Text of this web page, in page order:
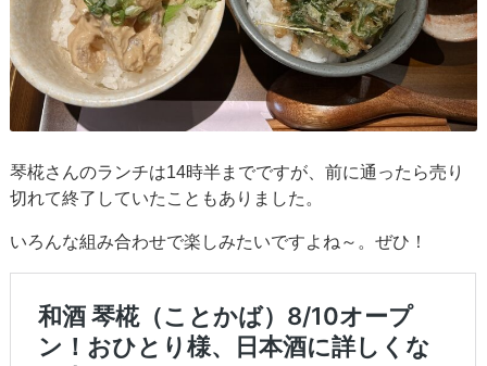
琴椛さんのランチは14時半までですが、前に通ったら売り
切れて終了していたこともありました。
いろんな組み合わせで楽しみたいですよね～。ぜひ！